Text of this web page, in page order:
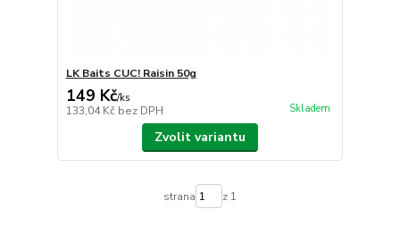
LK Baits CUC! Raisin 50g
149 Kč/ks
133,04 Kč bez DPH Skladem
Zvolit variantu
strana z 1